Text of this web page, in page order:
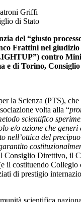
Griffi
di Stato
del “giusto
Frattini nel
contro
e di Torino,
la Scienza (PTS), che
volta alla “
scientifico
e/o azione che
nell’ottica del
Consiglio Direttivo, il
il costituendo Collegio
di prestigio